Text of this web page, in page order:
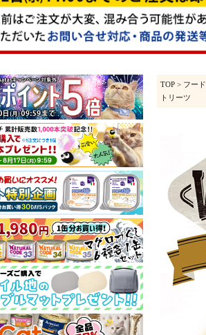
TOP > フード
トリーツ